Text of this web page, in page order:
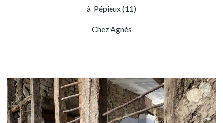
à Pépieux (11)
Chez Agnès